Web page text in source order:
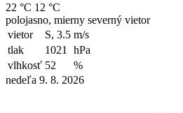
22 °C 12 °C
polojasno, mierny severný vietor
vietor
S, 3.5 m/s
tlak
1021
hPa
vlhkosť 52
%
nedeľa 9. 8. 2026